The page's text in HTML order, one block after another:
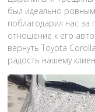
был идеально
поблагодарил нас
отношение к его
вернуть Toyota
радость нашему